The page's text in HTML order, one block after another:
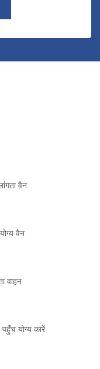
वैन
वैन
वाहन
पहुँच योग्य कारें